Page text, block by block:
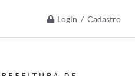
Login / Cadastro